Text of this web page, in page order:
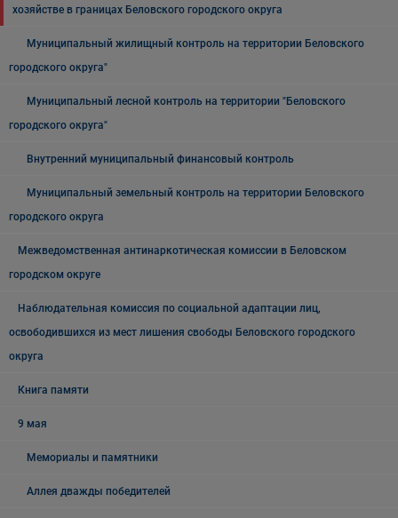
хозяйстве в границах Беловского городского округа
Муниципальный жилищный контроль на территории Беловского
городского округа"
Муниципальный лесной контроль на территории "Беловского
городского округа"
Внутренний муниципальный финансовый контроль
Муниципальный земельный контроль на территории Беловского
городского округа
Межведомственная антинаркотическая комиссии в Беловском
городском округе
Наблюдательная комиссия по социальной адаптации лиц,
освободившихся из мест лишения свободы Беловского городского
округа
Книга памяти
9 мая
Мемориалы и памятники
Аллея дважды победителей